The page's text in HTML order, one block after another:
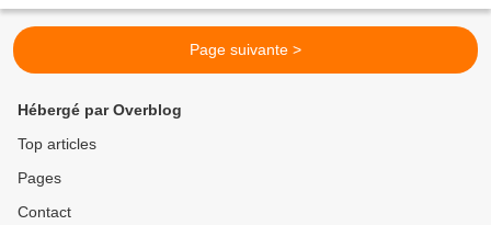
Page suivante >
Hébergé par Overblog
Top articles
Pages
Contact